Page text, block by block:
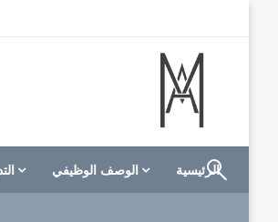
M A hotels | إم ايه هوتيلز
الموقع الأول للعاملين في الفنادق في
الرئيسية الوصف الوظيفي